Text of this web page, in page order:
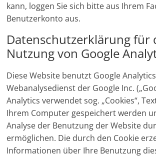
kann, loggen Sie sich bitte aus Ihrem
Benutzerkonto aus.
Datenschutzerklärung für
Nutzung von Google
Diese Website benutzt Google
Webanalysedienst der Google Inc.
Analytics verwendet sog. „Cookies“,
Ihrem Computer gespeichert werden
Analyse der Benutzung der Website
ermöglichen. Die durch den Cookie
Informationen über Ihre Benutzung